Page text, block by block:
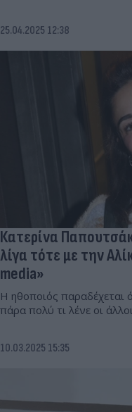
25.04.2025 12:38
Κατερίνα
λίγα τότε με την
media»
Η ηθοποιός παραδέχεται
πάρα πολύ τι λένε οι
10.03.2025 15:35